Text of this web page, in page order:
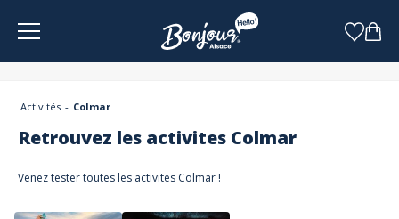
Activités Colmar
Retrouvez les activites Colmar
Venez tester toutes les activites Colmar !